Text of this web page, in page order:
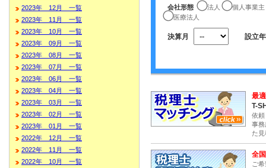
2023年 12月 一覧
2023年 11月 一覧
2023年 10月 一覧
2023年 09月 一覧
2023年 08月 一覧
2023年 07月 一覧
2023年 06月 一覧
2023年 04月 一覧
2023年 03月 一覧
2023年 02月 一覧
2023年 01月 一覧
2022年 12月 一覧
2022年 11月 一覧
2022年 10月 一覧
会社形態 法人
個人事業主
医療法人
決算月 設立年
最適
T-
依頼
事務
た
全
ご